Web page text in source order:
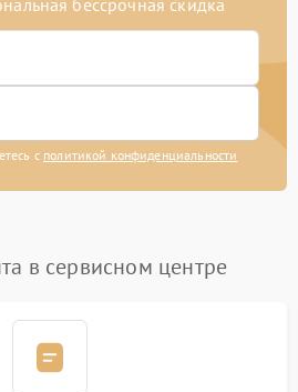
бессрочная скидка
с политикой конфиденциальности
в сервисном центре